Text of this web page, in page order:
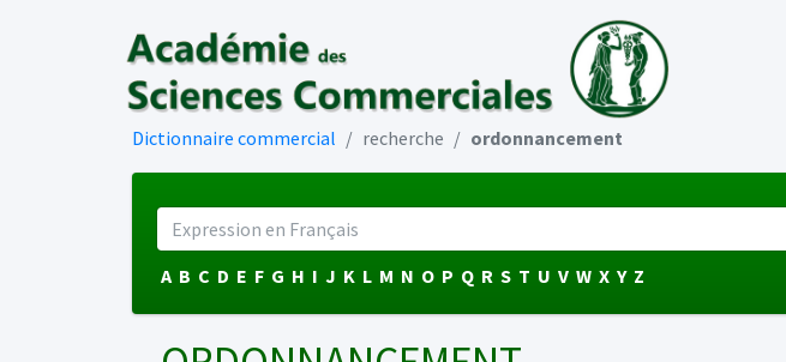
Dictionnaire commercial recherche ordonnancement
A B C D E F G H I J K L M N O P Q R S T U V W X Y Z